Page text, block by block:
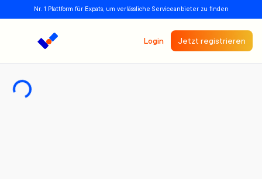
Nr. 1 Plattform für Expats, um verlässliche Serviceanbieter zu finden
Login Jetzt registrieren